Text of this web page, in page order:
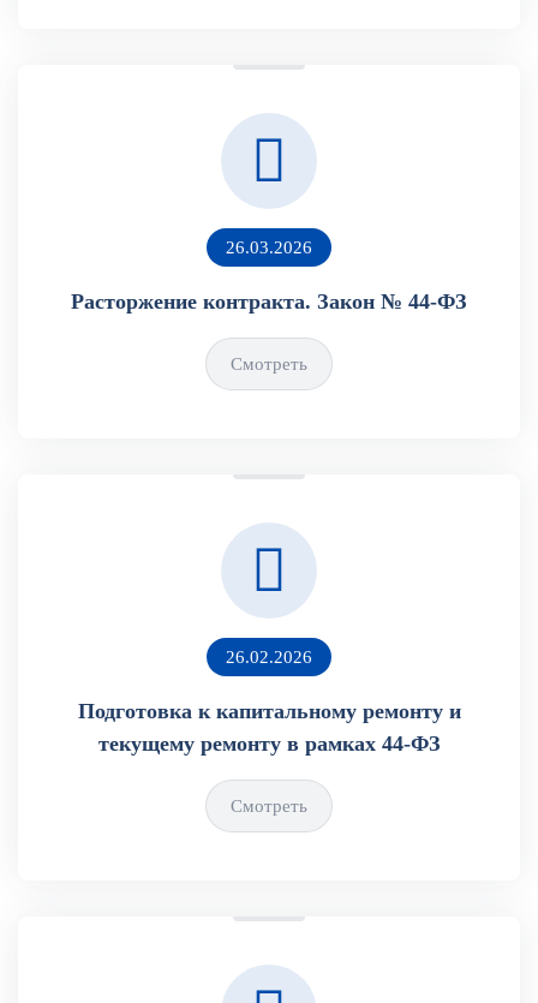
26.03.2026
Расторжение контракта. Закон № 44-ФЗ
Смотреть
26.02.2026
Подготовка к капитальному ремонту и
текущему ремонту в рамках 44-ФЗ
Смотреть